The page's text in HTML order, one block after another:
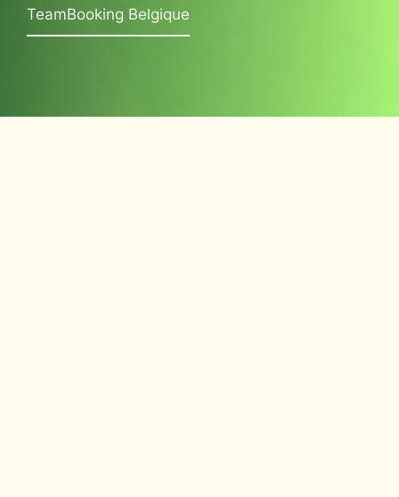
TeamBooking Belgique